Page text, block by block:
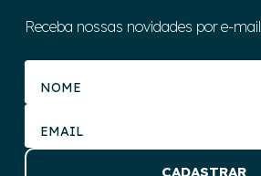
Receba nossas novidades por e-mail